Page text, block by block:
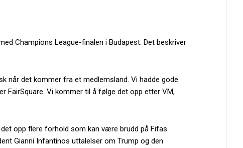
Champions League-finalen i Budapest. Det beskriver
når det kommer fra et medlemsland. Vi hadde gode
FairSquare. Vi kommer til å følge det opp etter VM,
opp flere forhold som kan være brudd på Fifas
Gianni Infantinos uttalelser om Trump og den